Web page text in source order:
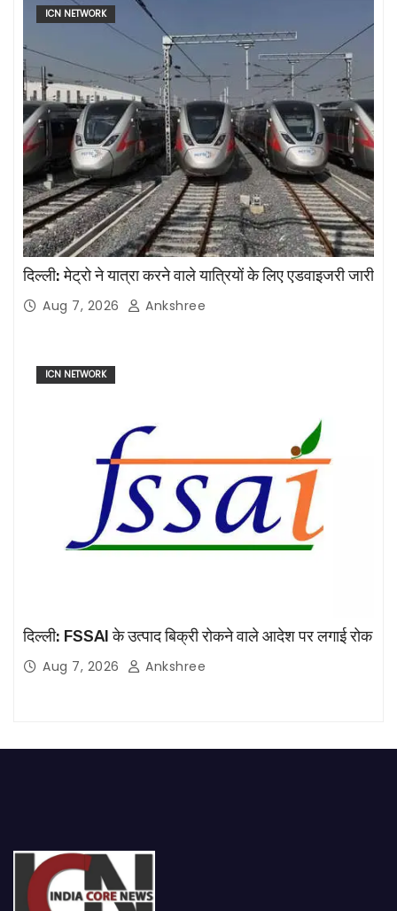
ICN NETWORK
दिल्ली: मेट्रो ने यात्रा करने वाले यात्रियों के लिए एडवाइजरी जारी
Aug 7, 2026 Ankshree
ICN NETWORK
दिल्ली: FSSAI के उत्पाद बिक्री रोकने वाले आदेश पर लगाई रोक
Aug 7, 2026 Ankshree